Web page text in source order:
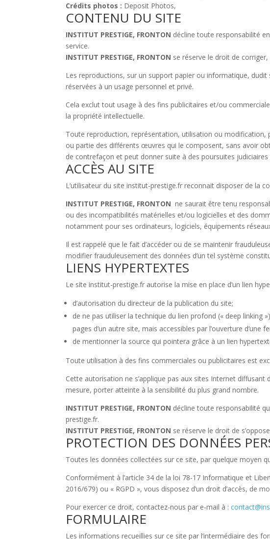
Crédits photos : Deposit Photos,
CONTENU DU SITE
INSTITUT PRESTIGE, FRONTON décline toute responsabilité
service.
INSTITUT PRESTIGE, FRONTON se réserve le droit de
Les reproductions, sur un support papier ou informatique,
réservées à un usage personnel et privé.
Cela exclut tout usage à des fins publicitaires et/ou
la propriété intellectuelle.
Toute reproduction, représentation, utilisation ou
ou partie des différents œuvres qui le composent, sans avoir
de contrefaçon et peut donner suite à des poursuites
ACCÈS AU SITE
L’utilisateur du site institut-prestige.fr reconnait disposer de la
INSTITUT PRESTIGE, FRONTON ne saurait être tenu
ou des incompatibilités matérielles et/ou logicielles et des
notamment pour ses ordinateurs, logiciels, équipements
Il est rappelé que le fait d’accéder ou de se maintenir
modifier frauduleusement des données d’un tel système
LIENS HYPERTEXTES
Le site institut-prestige.fr autorise la mise en place d’un lien
d’autorisation du directeur de la publication du site;
de ne pas utiliser la technique du lien profond (« deep linking
pages d’un autre site, mais accessibles par l’ouverture d’une
de mentionner la source qui pointera grâce à un lien
Toute utilisation à des fins commerciales ou publicitaires est
Cette autorisation ne s’applique pas aux sites Internet
mesure, porter atteinte à la sensibilité du plus grand nombre.
INSTITUT PRESTIGE, FRONTON décline toute responsabilité
prestige.fr.
INSTITUT PRESTIGE, FRONTON se réserve le droit de
PROTECTION DES DONNÉES
Toutes les données collectées sur ce site, par quelque moyen
Conformément à l’article 34 de la loi 78-17 Informatique et
2016/679) ou « RGPD », vous disposez d’un droit d’accès, de
Pour exercer ce droit, contactez-nous par e-mail à :
FORMULAIRE
Les informations recueillies sur ce site par l’intermédiaire des